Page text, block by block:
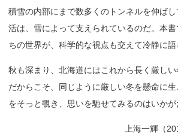
積雪の内部にまで数多くのトンネルを伸ば
活は、雪によって支えられているのだ。本
ちの世界が、科学的な視点も交えて冷静に語
秋も深まり、北海道にはこれから長く厳し
だからこそ、同じように厳しい冬を懸命に
をそっと覗き、思いを馳せてみるのはいかが
上海一輝（